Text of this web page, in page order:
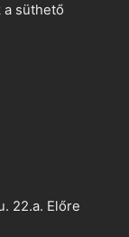
süthető
22.a. Előre